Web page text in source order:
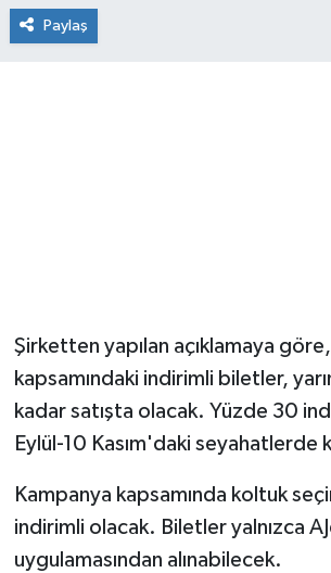
Paylaş
Şirketten yapılan açıklamaya
kapsamındaki indirimli biletler,
kadar satışta olacak. Yüzde 30
Eylül-10 Kasım'daki seyahatlerde
Kampanya kapsamında koltuk
indirimli olacak. Biletler yalnızca
uygulamasından alınabilecek.